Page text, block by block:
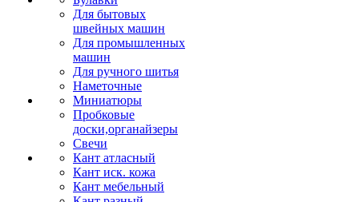
Для бытовых
швейных машин
Для промышленных
машин
Для ручного шитья
Наметочные
Миниатюры
Пробковые
доски,органайзеры
Свечи
Кант атласный
Кант иск. кожа
Кант мебельный